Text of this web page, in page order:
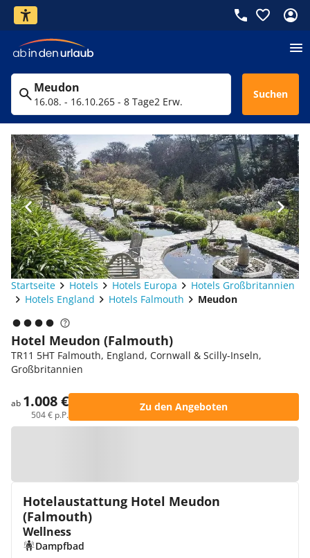
Meudon
16.08. - 16.10.265 - 8 Tage2 Erw.
Suchen
Startseite Hotels Hotels Europa
Hotels Großbritannien
Hotels England
Hotels Falmouth Meudon
Hotel Meudon (Falmouth)
TR11 5HT Falmouth, England, Cornwall & Scilly-Inseln,
Großbritannien
ab 1.008 €
504 € p.P.
Zu den Angeboten
Hotelaustattung Hotel Meudon
(Falmouth)
Wellness
Dampfbad